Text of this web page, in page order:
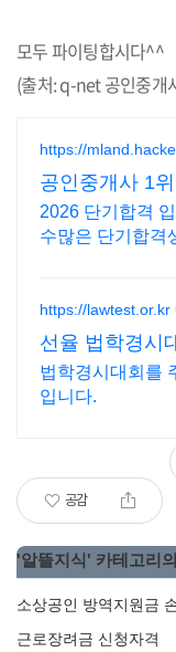
모두 파이팅합시다^^
(출처: q-net 공인중개
https://
공인중개사 1
9명 1년내 합격
2026 단기합격
수많은 단기합격
https://lawtest.or.kr
선율 법학경시
법학경시대회를
입니다.
공감
'알뜰지식 ' 카테고리
소상공인 방역지원금
근로장려금 신청자격